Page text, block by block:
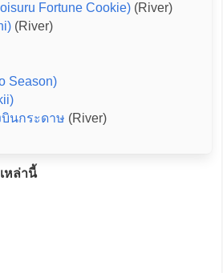
Fortune Cookie)(River)
(River)
Season)
บินกระดาษ (River)
หล่านี้